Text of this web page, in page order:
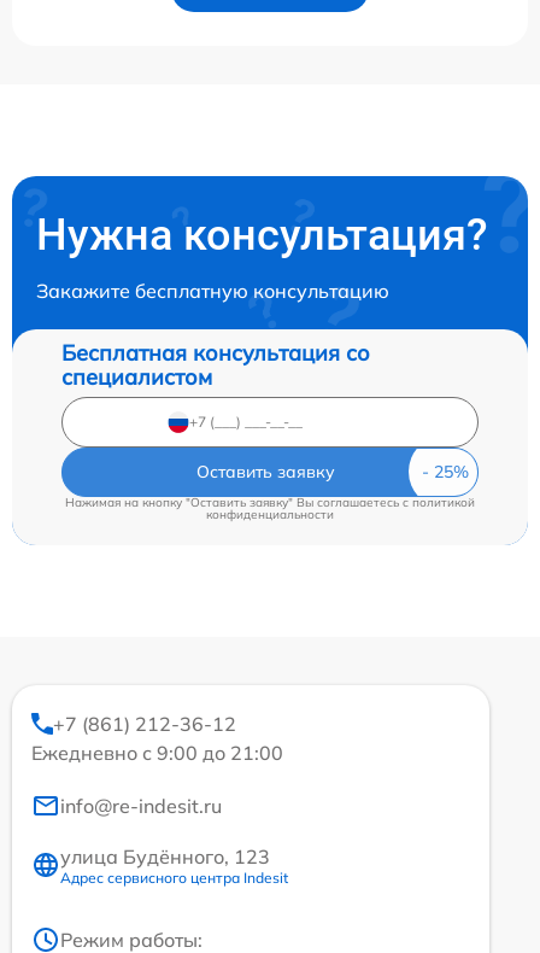
Нужна консультация?
Закажите бесплатную консультацию
Бесплатная консультация со
специалистом
Оставить заявку
Нажимая на кнопку "Оставить заявку" Вы соглашаетесь cполитикой
конфиденциальности
+7 (861) 212-36-12
Ежедневно с 9:00 до 21:00
info@re-indesit.ru
улица Будённого, 123
Адрес сервисного центра Indesit
Режим работы: